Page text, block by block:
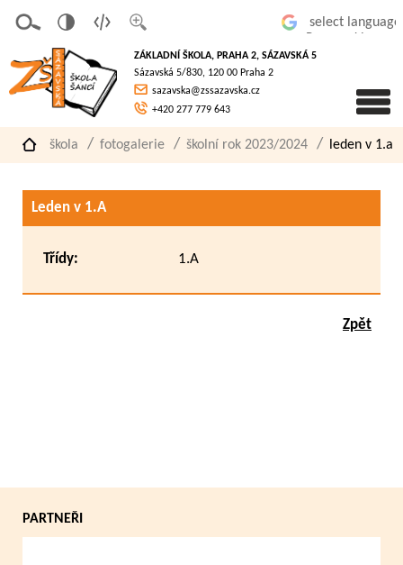
písmo
á
verze
pro
slaboz
raké
ZÁKLADNÍ ŠKOLA, PRAHA 2, SÁZAVSKÁ 5
Sázavská 5/830, 120 00 Praha 2
sazavska@zssazavska.cz
+420 277 779 643
škola fotogalerie školní rok 2023/2024 leden v 1.a
Leden v 1.A
Třídy: 1.A
Zpět
PARTNEŘI